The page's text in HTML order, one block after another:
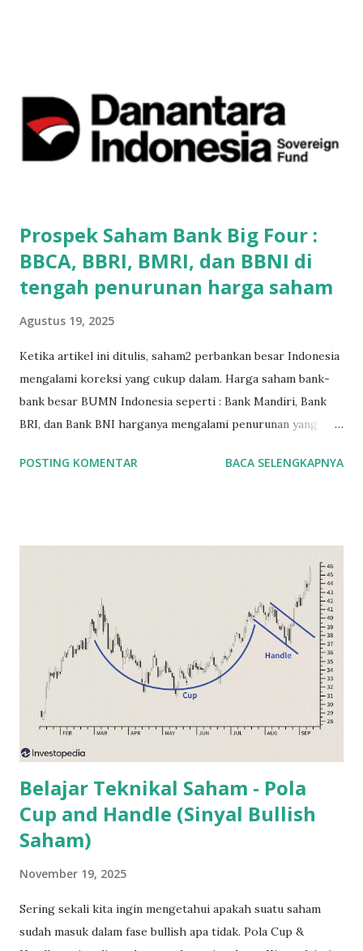
rekening BCA atau Permata nya. Nah satu keunggulan jika
kamu sudah memakai rekening BCA atau rekening Bank
Permata, kamu tidak perlu print dokumen fisik lagi. Jadi bisa
langsung daftar sampai selesai semuanya full online. Jadi
Prospek Saham Bank Big Four :
BBCA, BBRI, BMRI, dan BBNI di
tengah penurunan harga saham
Agustus 19, 2025
Ketika artikel ini ditulis, saham2 perbankan besar Indonesia
mengalami koreksi yang cukup dalam. Harga saham bank-
bank besar BUMN Indonesia seperti : Bank Mandiri, Bank
BRI, dan Bank BNI harganya mengalami penurunan yang
Bank swasta terbesar di Indonesia dari segi kapitalisasi,
dahulu, dividen bank BUMN langsung disetorkan ke kas
negara, sekarang ini dividen BUMN wajib disetorkan ke
Badan Pengelola Investasi (BPI) yaitu Danantara . Tugas
Danantara adalah menginvestasikan kembali dividen
tersebut agar menghasilkan profit bagi negara. Hal ini
sebenarnya adalah tujuan yang baik. Namun investor banyak
Investasi ini...
POSTING KOMENTAR BACA SELENGKAPNYA
Belajar Teknikal Saham - Pola
Cup and Handle (Sinyal Bullish
Saham)
November 19, 2025
Sering sekali kita ingin mengetahui apakah suatu saham
sudah masuk dalam fase bullish apa tidak. Pola Cup &